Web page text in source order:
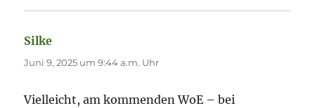
Silke
Juni 9, 2025 um 9:44 a.m. Uhr
Vielleicht, am kommenden WoE – bei